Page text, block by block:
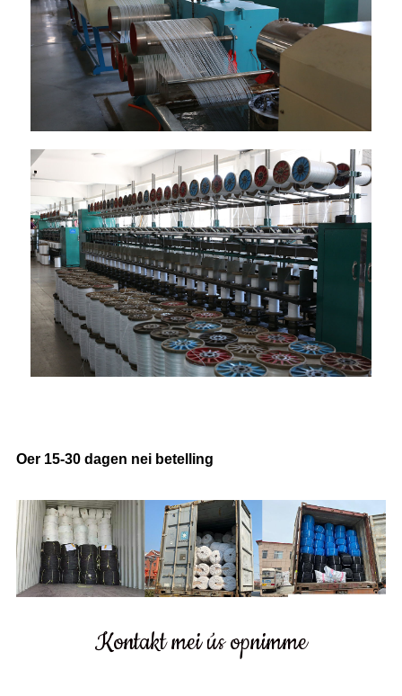
Oer 15-30 dagen nei betelling
Kontakt mei ús opnimme